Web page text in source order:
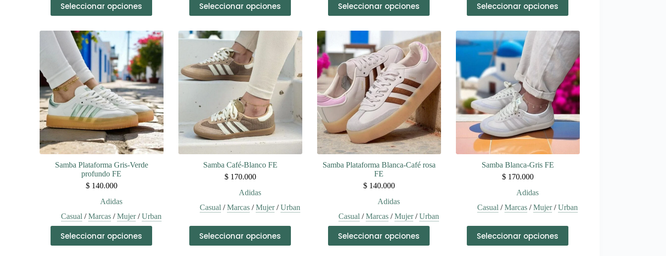
Seleccionar opciones
producto
tiene
variantes.
Las
opciones
pueden
elegir
en
la
página
de
producto
Seleccionar opciones
producto
tiene
variantes.
Las
opciones
se
pueden
elegir
la
página
de
producto
Seleccionar opciones
producto
tiene
Las
opciones
se
pueden
elegir
en
la
página
de
producto
Seleccionar opciones
producto
tiene
variantes.
Las
opciones
se
pueden
elegir
en
la
página
de
producto
Samba Plataforma Gris-Verde
profundo FE
$140.000
Adidas
Casual /Marcas /Mujer/Urban
Seleccionar opciones
producto
tiene
Samba Café-Blanco FE
$170.000
Adidas
Casual /Marcas /Mujer/Urban
Seleccionar opciones
producto
tiene
Samba Plataforma Blanca-Café rosa
FE
$140.000
Adidas
Casual /Marcas /Mujer/Urban
Seleccionar opciones
producto
tiene
Samba Blanca-Gris FE
$170.000
Adidas
Casual /Marcas /Mujer/Urban
Seleccionar opciones
producto
tiene